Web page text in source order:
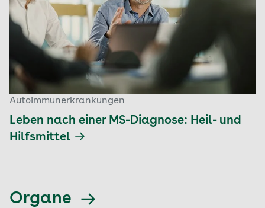
Autoimmunerkrankungen
Leben nach einer MS-Diagnose: Heil- und
Hilfsmittel
Organe